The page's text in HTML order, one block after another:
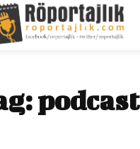
podcast